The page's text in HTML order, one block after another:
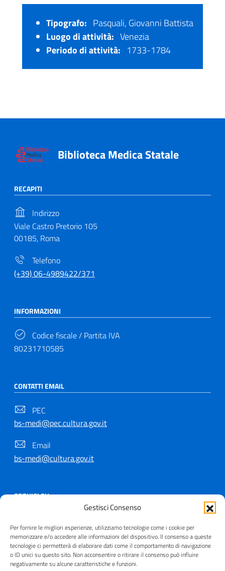
Gestisci Consenso
Per fornire le migliori esperienze, utilizziamo tecnologie come i cookie per
memorizzare e/o accedere alle informazioni del dispositivo. Il consenso a queste
tecnologie ci permetterà di elaborare dati come il comportamento di navigazione
o ID unici su questo sito. Non acconsentire o ritirare il consenso può influire
negativamente su alcune caratteristiche e funzioni.
Tipografo: Pasquali, Giovanni Battista
Luogo di attività: Venezia
Periodo di attività: 1733-1784
Biblioteca Medica Statale
RECAPITI
Indirizzo
Viale Castro Pretorio 105
00185, Roma
Telefono
(+39) 06-4989422/371
INFORMAZIONI
Codice fiscale / Partita IVA
80231710585
CONTATTI EMAIL
PEC
bs-medi@pec.cultura.gov.it
Email
bs-medi@cultura.gov.it
SEGUICI SU
Copyright © 2021 - 2026